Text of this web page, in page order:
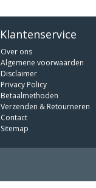
Klantenservice
Over ons
Algemene voorwaarden
Disclaimer
Privacy Policy
Betaalmethoden
Verzenden & Retourneren
Contact
Sitemap